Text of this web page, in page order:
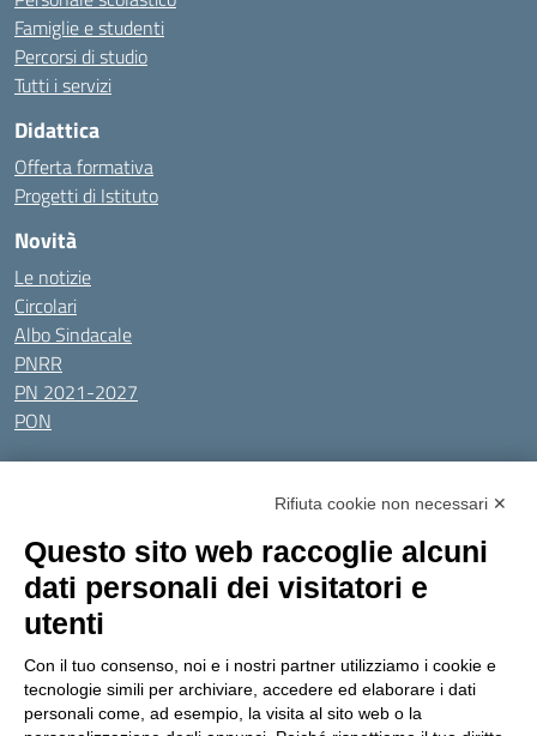
Famiglie e studenti
Percorsi di studio
Tutti i servizi
Didattica
Offerta formativa
Progetti di Istituto
Novità
Le notizie
Circolari
Albo Sindacale
PNRR
PN 2021-2027
PON
Tutti gli argomenti
Amministrazione Trasparente
Privacy Policy
Dichiarazione di accessibilitàObiettivi di accessibilità
Seguici su:
Indirizzo:Via Gaetano Donizetti 30, Collegno
Centralino:0114053925 Email: toic8cg002@istruzione.it
Rifiuta cookie non necessari ✕
Questo sito web raccoglie alcuni
dati personali dei visitatori e
utenti
Con il tuo consenso, noi e i nostri partner utilizziamo i cookie e
tecnologie simili per archiviare, accedere ed elaborare i dati
personali come, ad esempio, la visita al sito web o la